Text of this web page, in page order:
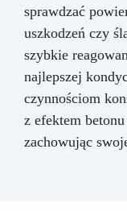
sprawdzać
uszkodzeń czy
szybkie
najlepszej
czynnościom
z efektem
zachowując